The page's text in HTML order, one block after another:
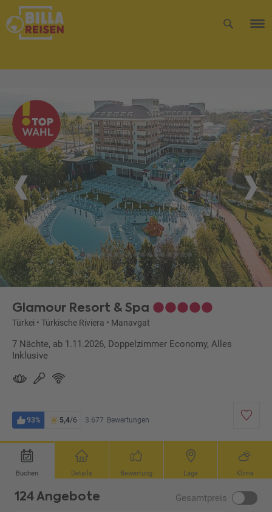
Glamour Resort & Spa
Türkei • Türkische Riviera • Manavgat
7 Nächte, ab 1.11.2026, Doppelzimmer Economy, Alles
Inklusive
93% 5,4/6 3.677 Bewertungen
Buchen Details Bewertung Lage Klima
124 Angebote Gesamtpreis